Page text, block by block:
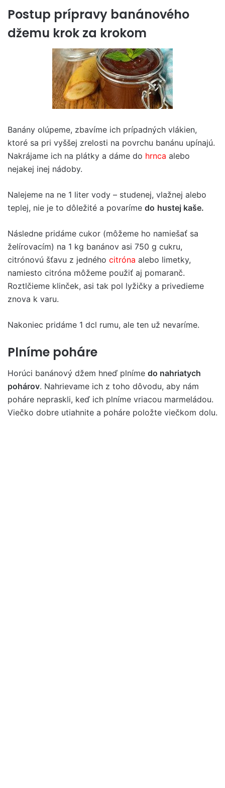
Postup prípravy banánového
džemu krok za krokom
Banány olúpeme, zbavíme ich prípadných vlákien,
ktoré sa pri vyššej zrelosti na povrchu banánu upínajú.
Nakrájame ich na plátky a dáme do hrnca alebo
nejakej inej nádoby.
Nalejeme na ne 1 liter vody – studenej, vlažnej alebo
teplej, nie je to dôležité a povaríme do hustej kaše.
Následne pridáme cukor (môžeme ho namiešať sa
želírovacím) na 1 kg banánov asi 750 g cukru,
citrónovú šťavu z jedného citróna alebo limetky,
namiesto citróna môžeme použiť aj pomaranč.
Roztlčieme klinček, asi tak pol lyžičky a privedieme
znova k varu.
Nakoniec pridáme 1 dcl rumu, ale ten už nevaríme.
Plníme poháre
Horúci banánový džem hneď plníme do nahriatych
pohárov. Nahrievame ich z toho dôvodu, aby nám
poháre nepraskli, keď ich plníme vriacou marmeládou.
Viečko dobre utiahnite a poháre položte viečkom dolu.